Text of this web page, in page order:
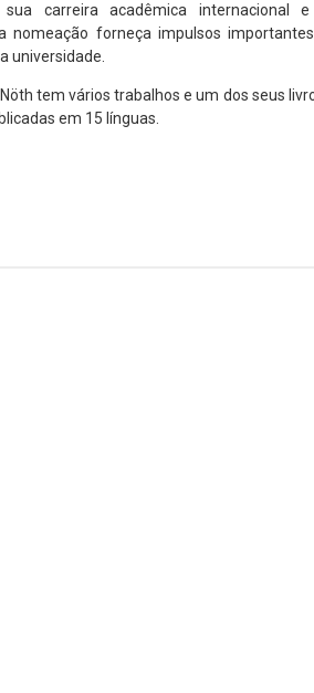
sua carreira acadêmica internacional
nomeação forneça impulsos
universidade.
tem vários trabalhos e um dos seus
em 15 línguas.